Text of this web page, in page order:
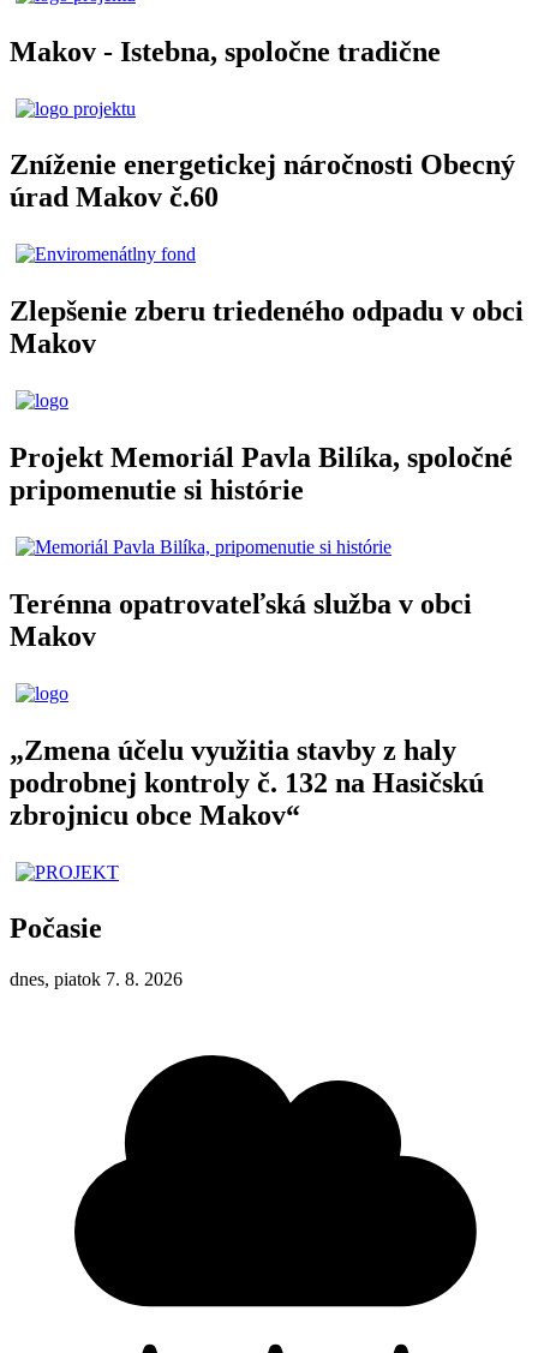
Makov - Istebna, spoločne tradične
Zníženie energetickej náročnosti Obecný
úrad Makov č.60
Zlepšenie zberu triedeného odpadu v obci
Makov
Projekt Memoriál Pavla Bilíka, spoločné
pripomenutie si histórie
Terénna opatrovateľská služba v obci
Makov
„Zmena účelu využitia stavby z haly
podrobnej kontroly č. 132 na Hasičskú
zbrojnicu obce Makov“
Počasie
dnes, piatok 7. 8. 2026